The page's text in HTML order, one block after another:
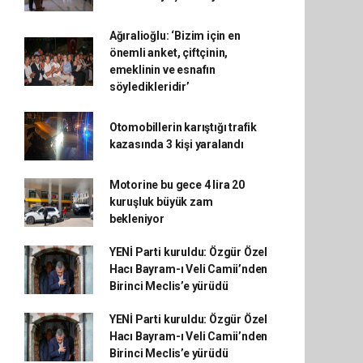
Ağıralioğlu: ‘Bizim için en
önemli anket, çiftçinin,
emeklinin ve esnafın
söyledikleridir’
Otomobillerin karıştığı trafik
kazasında 3 kişi yaralandı
Motorine bu gece 4 lira 20
kuruşluk büyük zam
bekleniyor
YENİ Parti kuruldu: Özgür Özel
Hacı Bayram-ı Veli Camii’nden
Birinci Meclis’e yürüdü
YENİ Parti kuruldu: Özgür Özel
Hacı Bayram-ı Veli Camii’nden
Birinci Meclis’e yürüdü